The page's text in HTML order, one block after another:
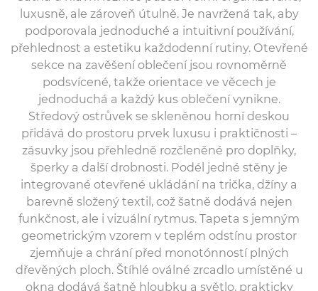
luxusně, ale zároveň útulně. Je navržená tak, aby
podporovala jednoduché a intuitivní používání,
přehlednost a estetiku každodenní rutiny. Otevřené
sekce na zavěšení oblečení jsou rovnoměrně
podsvícené, takže orientace ve věcech je
jednoduchá a každý kus oblečení vynikne.
Středový ostrůvek se skleněnou horní deskou
přidává do prostoru prvek luxusu i praktičnosti –
zásuvky jsou přehledně rozčleněné pro doplňky,
šperky a další drobnosti. Podél jedné stěny je
integrované otevřené ukládání na trička, džíny a
barevně složený textil, což šatně dodává nejen
funkčnost, ale i vizuální rytmus. Tapeta s jemným
geometrickým vzorem v teplém odstínu prostor
zjemňuje a chrání před monotónností plných
dřevěných ploch. Štíhlé oválné zrcadlo umístěné u
okna dodává šatně hloubku a světlo, prakticky